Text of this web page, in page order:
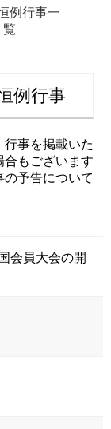
例行事一
覧
例行事
事を掲載いた
合もございます
予告について
会員大会の開